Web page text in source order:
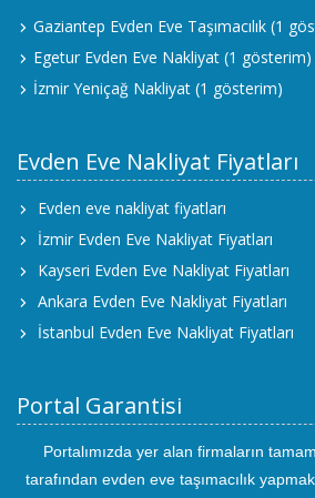
Gaziantep Evden Eve Taşımacılık (1
Egetur Evden Eve Nakliyat (1 gösterim)
İzmir Yeniçağ Nakliyat (1 gösterim)
Evden Eve Nakliyat Fiyatları
Evden eve nakliyat fiyatları
İzmir Evden Eve Nakliyat Fiyatları
Kayseri Evden Eve Nakliyat Fiyatları
Ankara Evden Eve Nakliyat Fiyatları
İstanbul Evden Eve Nakliyat Fiyatları
Portal Garantisi
Portalımızda yer alan firmaların
tarafından evden eve taşımacılık